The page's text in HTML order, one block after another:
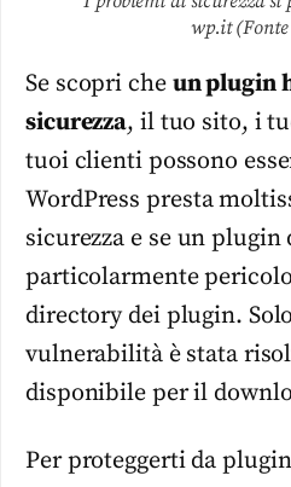
wp.it
Se scopri che un plugin
sicurezza, il tuo sito, i
tuoi clienti possono
WordPress presta
sicurezza e se un plugin
particolarmente
directory dei plugin.
vulnerabilità è stata
disponibile per il
Per proteggerti da